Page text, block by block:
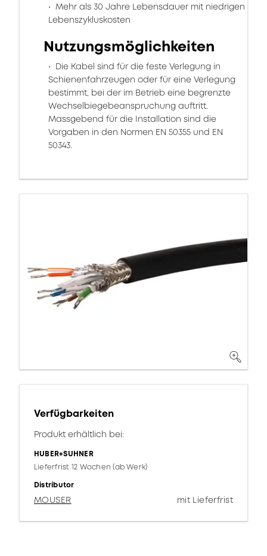
Mehr als 30 Jahre Lebensdauer mit niedrigen
Lebenszykluskosten
Nutzungsmöglichkeiten
Die Kabel sind für die feste Verlegung in
Schienenfahrzeugen oder für eine Verlegung
bestimmt, bei der im Betrieb eine begrenzte
Wechselbiegebeanspruchung auftritt.
Massgebend für die Installation sind die
Vorgaben in den Normen EN 50355 und EN
50343.
Verfügbarkeiten
Produkt erhältlich bei:
HUBER+SUHNER
Lieferfrist 12 Wochen (ab Werk)
Distributor
MOUSER mit Lieferfrist